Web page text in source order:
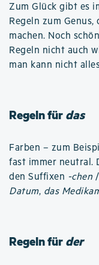
Zum Glück gibt es
Regeln zum
machen. Noch
Regeln nicht auch
man kann nicht
Regeln fürdas
Farben – zum
fast immer neutral.
den Suffixen -chen /
Datum, das
Regeln fürder